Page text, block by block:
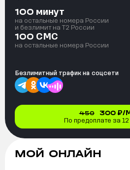
100 минут
на остальные номера России
и безлимит на T2 России
100 СМС
на остальные номера России
Безлимитный трафик на соцсети
450 300₽/
По предоплате за
МОЙ ОНЛАЙН